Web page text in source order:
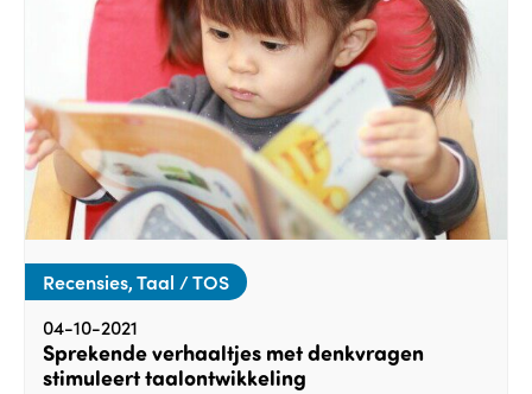
Recensies, Taal / TOS
04-10-2021
Sprekende verhaaltjes met denkvragen
stimuleert taalontwikkeling